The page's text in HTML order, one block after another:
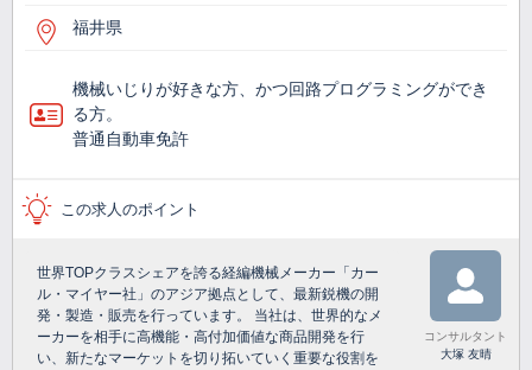
福井県
機械いじりが好きな方、かつ回路プログラミングができ
る方。
普通自動車免許
この求人のポイント
世界TOPクラスシェアを誇る経編機械メーカー「カー
ル・マイヤー社」のアジア拠点として、最新鋭機の開
発・製造・販売を行っています。 当社は、世界的なメ
ーカーを相手に高機能・高付加価値な商品開発を行
い、新たなマーケットを切り拓いていく重要な役割を
コンサルタント
大塚 友晴